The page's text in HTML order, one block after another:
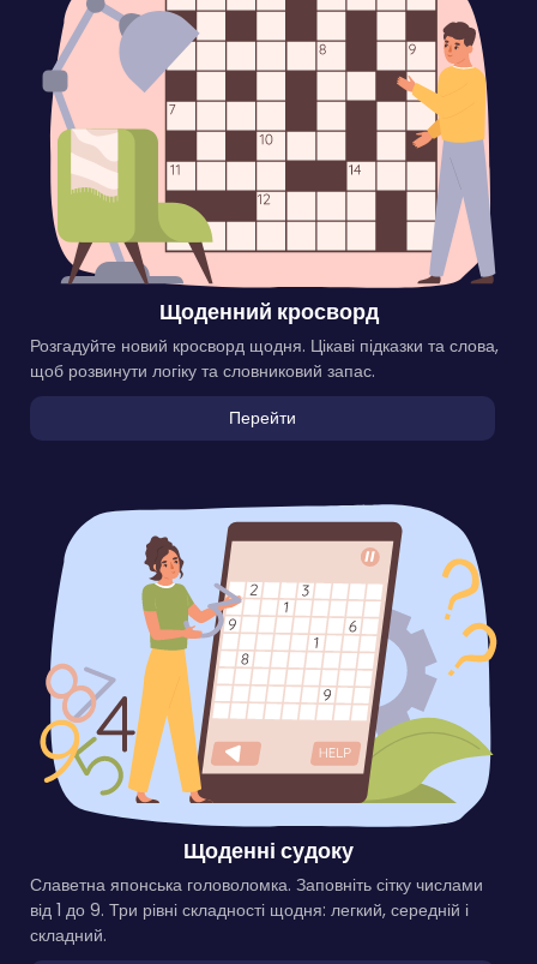
Щоденний кросворд
Розгадуйте новий кросворд щодня. Цікаві підказки та слова,
щоб розвинути логіку та словниковий запас.
Перейти
Щоденні судоку
Славетна японська головоломка. Заповніть сітку числами
від 1 до 9. Три рівні складності щодня: легкий, середній і
складний.